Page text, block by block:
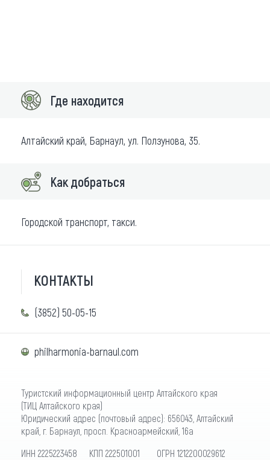
Где находится
Алтайский край, Барнаул, ул. Ползунова, 35.
Как добраться
Городской транспорт, такси.
КОНТАКТЫ
(3852) 50-05-15
philharmonia-barnaul.com
Туристский информационный центр Алтайского края
(ТИЦ Алтайского края)
Юридический адрес (почтовый адрес): 656043, Алтайский
край, г. Барнаул, просп. Красноармейский, 16а
ИНН 2225223458 КПП 222501001 ОГРН 1212200029612